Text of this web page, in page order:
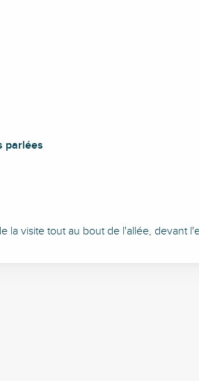
parlées
parlées
la visite tout au bout de l'allée, devant